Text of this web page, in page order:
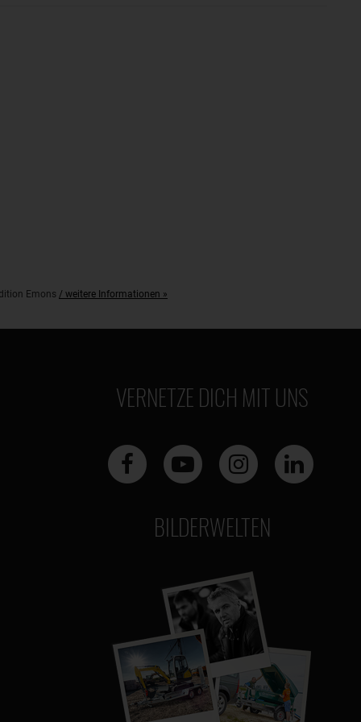
Emons / weitere Informationen »
VERNETZE DICH MIT UNS
BILDERWELTEN